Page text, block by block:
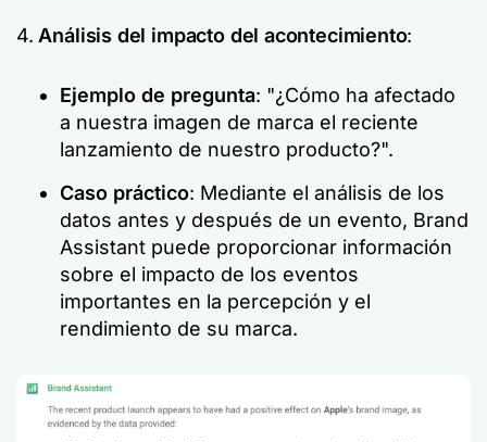
4. Análisis del impacto del acontecimiento:
Ejemplo de pregunta: "¿Cómo ha afectado
a nuestra imagen de marca el reciente
lanzamiento de nuestro producto?".
Caso práctico: Mediante el análisis de los
datos antes y después de un evento, Brand
Assistant puede proporcionar información
sobre el impacto de los eventos
importantes en la percepción y el
rendimiento de su marca.